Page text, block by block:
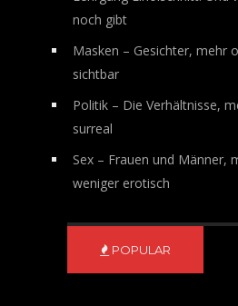
noch gibt
Masken – Gesichter, mehr
sichtbar
Politik – Die Verhältnisse,
surreal
Sex – Frauen und Männer,
weniger erotisch
POPULAR